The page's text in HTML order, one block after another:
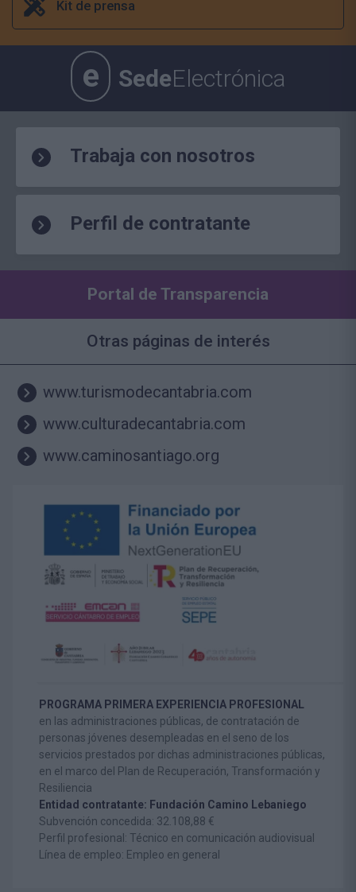
Kit de prensa
e SedeElectrónica
Trabaja con nosotros
Perfil de contratante
Portal de Transparencia
Otras páginas de interés
www.turismodecantabria.com
www.culturadecantabria.com
www.caminosantiago.org
PROGRAMA PRIMERA EXPERIENCIA PROFESIONAL
en las administraciones públicas, de contratación de
personas jóvenes desempleadas en el seno de los
servicios prestados por dichas administraciones públicas,
en el marco del Plan de Recuperación, Transformación y
Resiliencia
Entidad contratante: Fundación Camino Lebaniego
Subvención concedida: 32.108,88 €
Perfil profesional: Técnico en comunicación audiovisual
Línea de empleo: Empleo en general